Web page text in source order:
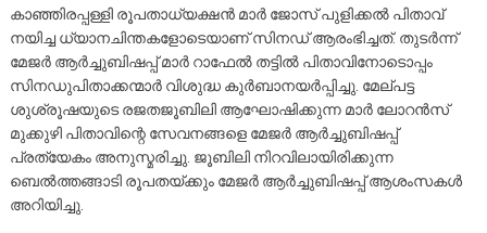
കാഞ്ഞിരപ്പള്ളി രൂപതാധ്യക്ഷൻ മാർ ജോസ് പുളിക്കൽ പിതാവ്
നയിച്ച ധ്യാനചിന്തകളോടെയാണ് സിനഡ് ആരംഭിച്ചത്. തുടർന്ന്
മേജർ ആർച്ചുബിഷപ്പ് മാർ റാഫേൽ തട്ടിൽ പിതാവിനോടൊപ്പം
സിനഡുപിതാക്കന്മാർ വിശുദ്ധ കുർബാനയർപ്പിച്ചു. മേല്പട്ട
ശുശ്രൂഷയുടെ രജതജൂബിലി ആഘോഷിക്കുന്ന മാർ ലോറൻസ്
മുക്കുഴി പിതാവിന്റെ സേവനങ്ങളെ മേജർ ആർച്ചുബിഷപ്പ്
പ്രത്യേകം അനുസ്മരിച്ചു. ജൂബിലി നിറവിലായിരിക്കുന്ന
ബെൽത്തങ്ങാടി രൂപതയ്ക്കും മേജർ ആർച്ചുബിഷപ്പ് ആശംസകൾ
അറിയിച്ചു.